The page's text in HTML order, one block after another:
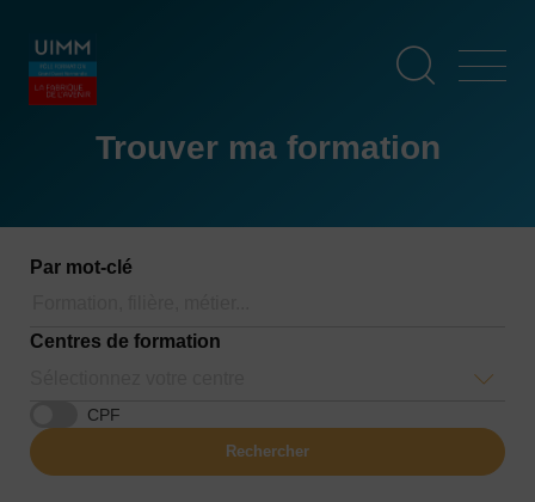
contenu
principal
Trouver ma formation
Par mot-clé
Centres de formation
CPF
Rechercher